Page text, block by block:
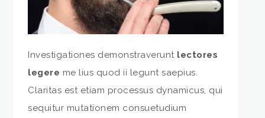
Investigationes demonstraveruntlectores
legere me lius quod ii legunt saepius.
Claritas est etiam processus dynamicus, qui
sequitur mutationem consuetudium